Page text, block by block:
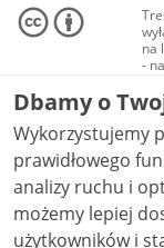
na
-
Dbamy o
Wykorzystujemy
prawidłowego
analizy ruchu i
możemy lepiej
użytkowników i stale